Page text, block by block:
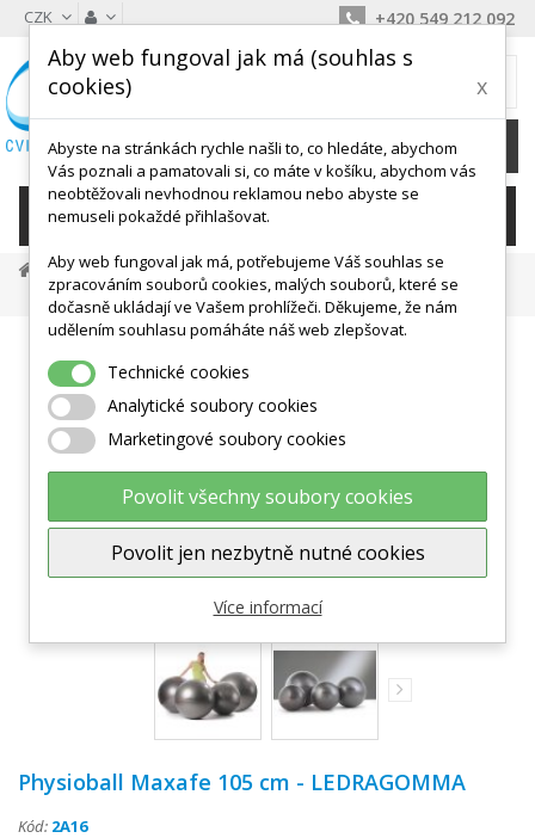
CZK +420 549 212 092
0 Kč
KATEGORIE
Gymnastické Míče Velké Míče
Velké Cvičební Míče
Physioball Maxafe 105 Cm - LEDRAGOMMA
Zobrazit větší
Physioball Maxafe 105 cm - LEDRAGOMMA
Kód: 2A16
Aby web fungoval jak má (souhlas s
cookies)
x
Abyste na stránkách rychle našli to, co hledáte, abychom
Vás poznali a pamatovali si, co máte v košíku, abychom vás
neobtěžovali nevhodnou reklamou nebo abyste se
nemuseli pokaždé přihlašovat.
Aby web fungoval jak má, potřebujeme Váš souhlas se
zpracováním souborů cookies, malých souborů, které se
dočasně ukládají ve Vašem prohlížeči. Děkujeme, že nám
udělením souhlasu pomáháte náš web zlepšovat.
Technické cookies
Analytické soubory cookies
Marketingové soubory cookies
Povolit všechny soubory cookies
Povolit jen nezbytně nutné cookies
Více informací